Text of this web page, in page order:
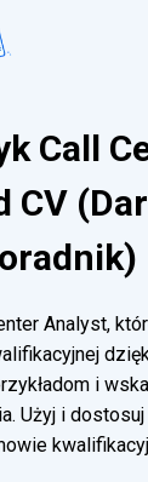
Call
CV
Analyst,
i
Użyj i